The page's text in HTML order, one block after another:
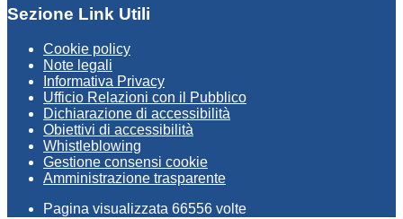
Sezione Link Utili
Cookie policy
Note legali
Informativa Privacy
Ufficio Relazioni con il Pubblico
Dichiarazione di accessibilità
Obiettivi di accessibilità
Whistleblowing
Gestione consensi cookie
Amministrazione trasparente
Pagina visualizzata 66556 volte